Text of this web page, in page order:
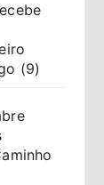
(9)